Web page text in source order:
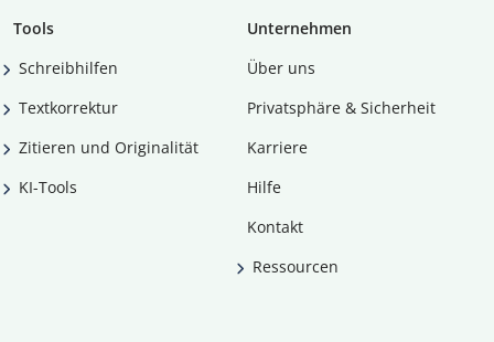
Tools
Schreibhilfen
Textkorrektur
Zitieren und Originalität
KI-Tools
Unternehmen
Über uns
Privatsphäre & Sicherheit
Karriere
Hilfe
Kontakt
Ressourcen